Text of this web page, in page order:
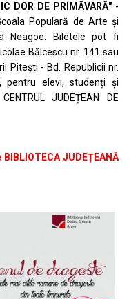
DOR DE PRIMĂVARĂ" -
Populară de Arte și
Neagoe. Biletele pot fi
Bălcescu nr. 141 sau
Pitești - Bd. Republicii nr.
elevi, studenți și
JUDEȚEAN DE
JUDEȚEANĂ